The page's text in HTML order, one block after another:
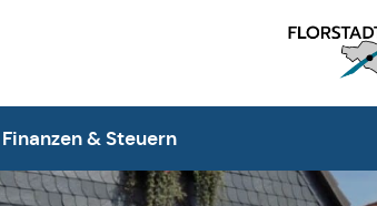
Finanzen & Steuern